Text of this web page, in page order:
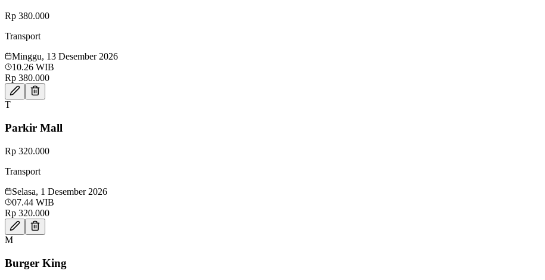
Rp 380.000
Transport
Minggu, 13 Desember 2026
10.26 WIB
Rp 380.000
T
Parkir Mall
Rp 320.000
Transport
Selasa, 1 Desember 2026
07.44 WIB
Rp 320.000
M
Burger King